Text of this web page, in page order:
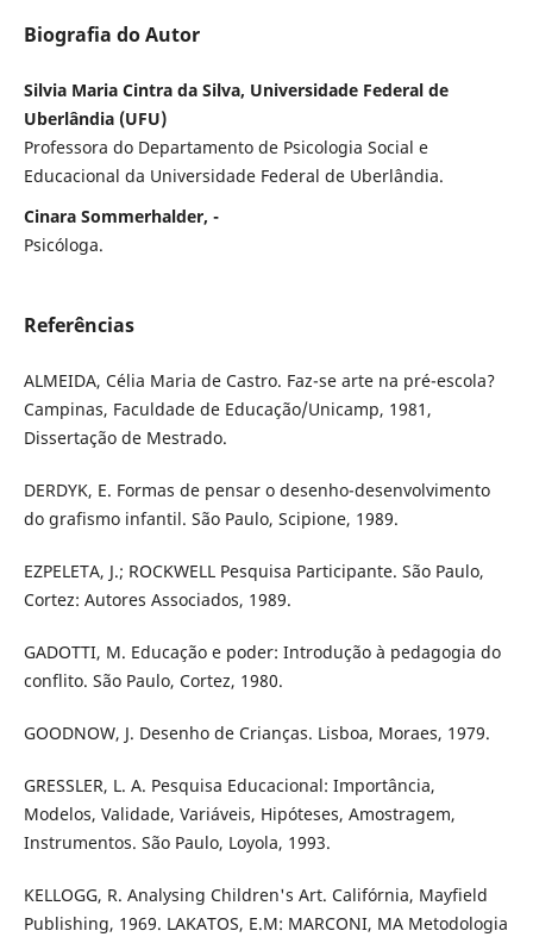
Biografia do Autor
Silvia Maria Cintra da Silva, Universidade Federal de
Uberlândia (UFU)
Professora do Departamento de Psicologia Social e
Educacional da Universidade Federal de Uberlândia.
Cinara Sommerhalder, -
Psicóloga.
Referências
ALMEIDA, Célia Maria de Castro. Faz-se arte na pré-escola?
Campinas, Faculdade de Educação/Unicamp, 1981,
Dissertação de Mestrado.
DERDYK, E. Formas de pensar o desenho-desenvolvimento
do grafismo infantil. São Paulo, Scipione, 1989.
EZPELETA, J.; ROCKWELL Pesquisa Participante. São Paulo,
Cortez: Autores Associados, 1989.
GADOTTI, M. Educação e poder: Introdução à pedagogia do
conflito. São Paulo, Cortez, 1980.
GOODNOW, J. Desenho de Crianças. Lisboa, Moraes, 1979.
GRESSLER, L. A. Pesquisa Educacional: Importância,
Modelos, Validade, Variáveis, Hipóteses, Amostragem,
Instrumentos. São Paulo, Loyola, 1993.
KELLOGG, R. Analysing Children's Art. Califórnia, Mayfield
Publishing, 1969. LAKATOS, E.M: MARCONI, MA Metodologia